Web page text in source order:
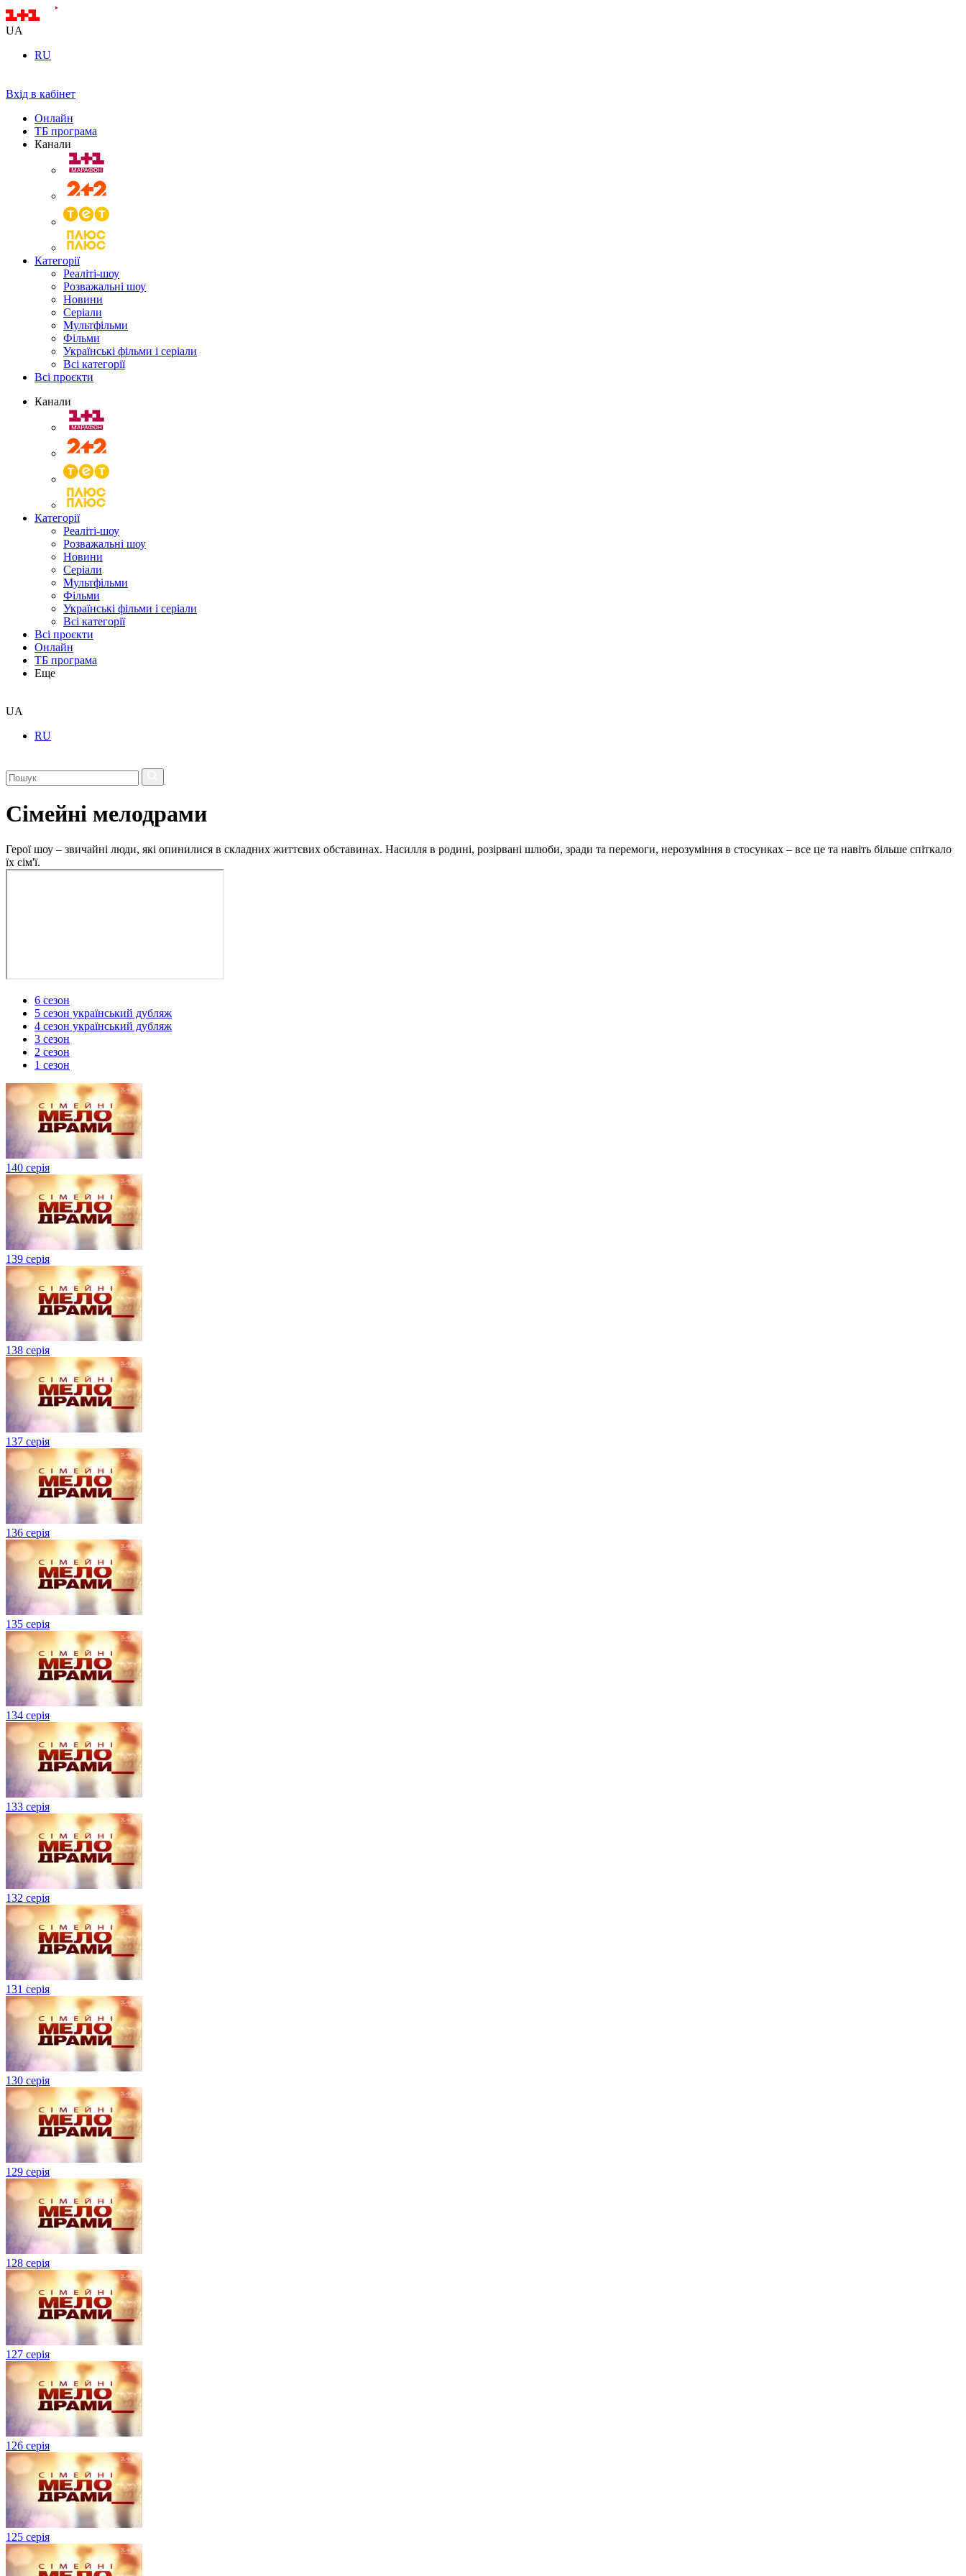
UA
RU
Вхід в кабінет
Онлайн
ТБ програма
Канали
Категорії
Реаліті-шоу
Розважальні шоу
Новини
Серіали
Мультфільми
Фільми
Українські фільми і серіали
Всі категорії
Всі проєкти
Канали
Категорії
Реаліті-шоу
Розважальні шоу
Новини
Серіали
Мультфільми
Фільми
Українські фільми і серіали
Всі категорії
Всі проєкти
Онлайн
ТБ програма
Еще
UA
RU
Сімейні мелодрами
Герої шоу – звичайні люди, які опинилися в складних життєвих обставинах. Насилля в родині, розірвані шлюби, зради та перемоги, нерозуміння в стосунках – все це та навіть більше спіткало
їх сім'ї.
6 сезон
5 сезон український дубляж
4 сезон український дубляж
3 сезон
2 сезон
1 сезон
140 серія
139 серія
138 серія
137 серія
136 серія
135 серія
134 серiя
133 серія
132 серія
131 серія
130 серія
129 серія
128 серія
127 серія
126 серія
125 серія